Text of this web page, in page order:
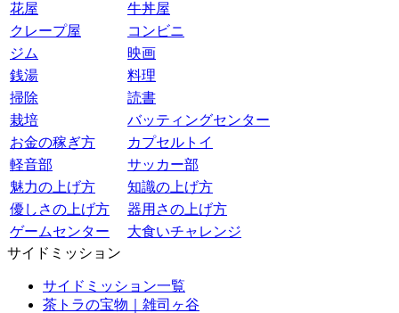
花屋
牛丼屋
クレープ屋
コンビニ
ジム
映画
銭湯
料理
掃除
読書
栽培
バッティングセンター
お金の稼ぎ方
カプセルトイ
軽音部
サッカー部
魅力の上げ方
知識の上げ方
優しさの上げ方
器用さの上げ方
ゲームセンター
大食いチャレンジ
サイドミッション
サイドミッション一覧
茶トラの宝物｜雑司ヶ谷